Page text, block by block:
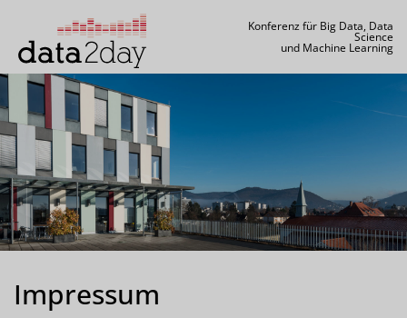
Konferenz für Big Data, Data
Science
und Machine Learning
Impressum